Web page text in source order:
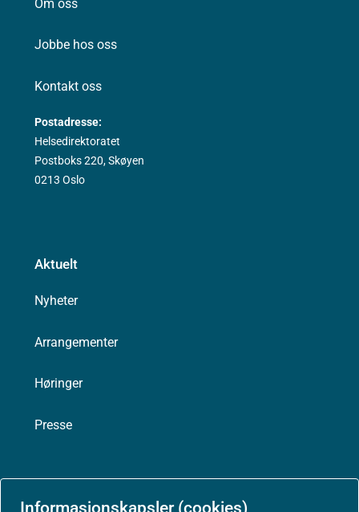
Informasjonskapsler (cookies)
Om oss
Jobbe hos oss
Kontakt oss
Postadresse:
Helsedirektoratet
Postboks 220, Skøyen
0213 Oslo
Aktuelt
Nyheter
Arrangementer
Høringer
Presse